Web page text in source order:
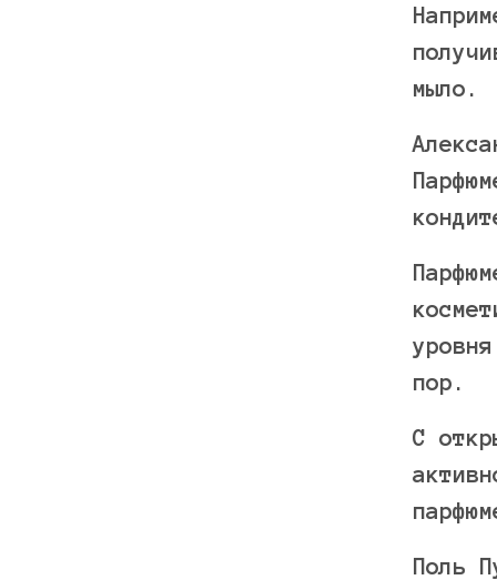
мыло.
пор.
С
Поль